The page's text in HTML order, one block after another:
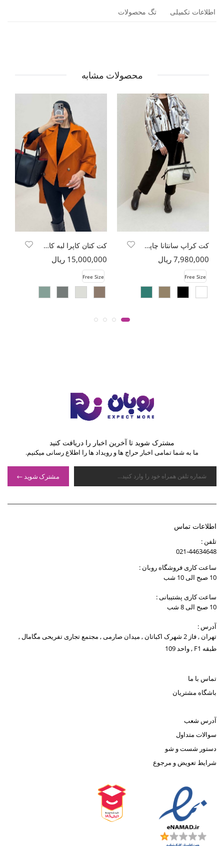
اطلاعات تکمیلی تگ محصولات
محصولات مشابه
کت کراپ سانتانا چاپی لئا
7,980,000 ریال
Free Size
کت کتان کاپرا لبه کات پاگن دار
15,000,000 ریال
Free Size
مشترک شوید تا آخرین اخبار را دریافت کنید
ما به شما تمامی اخبار حراج ها و رویداد ها را اطلاع رسانی میکنیم.
مشترک شوید
اطلاعات تماس
تلفن :
021-44634648
ساعت کاری فروشگاه روبان :
10 صبح الی 10 شب
ساعت کاری پشتیبانی :
10 صبح الی 8 شب
آدرس :
تهران , فاز 2 شهرک اکباتان , میدان صارمی , مجتمع تجاری تفریحی مگامال ,
طبقه F1 , واحد 109
تماس با ما
باشگاه مشتریان
آدرس شعب
سوالات متداول
دستور شست و شو
شرایط تعویض و مرجوع